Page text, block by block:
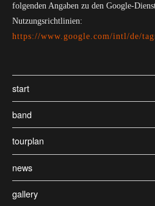
folgenden Angaben zu den Google-
Nutzungsrichtlinien:
https://www.google.com/intl/de/
start
band
tourplan
news
gallery